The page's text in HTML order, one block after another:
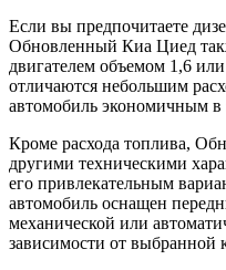
Если вы предпочитаете
Обновленный Киа Циед
двигателем объемом 1,6
отличаются небольшим
автомобиль экономичным в
Кроме расхода топлива,
другими техническими
его привлекательным
автомобиль оснащен
механической или
зависимости от выбранной